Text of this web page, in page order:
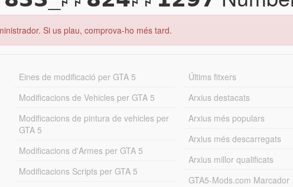
Si us plau, comprova-ho més tard.
Eines de modificació per GTA 5
Modificacions de Vehicles per GTA 5
Modificacions de pintura de vehicles per
GTA 5
Modificacions d'Armes per GTA 5
Modificacions Scripts per GTA 5
Últims fitxers
Arxius destacats
Arxius més populars
Arxius més descarregats
Arxius millor qualificats
GTA5-Mods.com Marcador